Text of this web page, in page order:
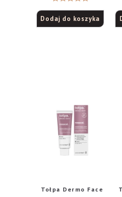
5.00na 5
Dodaj do koszyka
Tołpa Dermo Face